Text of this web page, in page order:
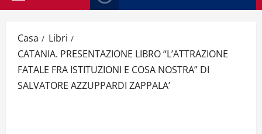
Casa
Libri
CATANIA. PRESENTAZIONE LIBRO “L’ATTRAZIONE
FATALE FRA ISTITUZIONI E COSA NOSTRA” DI
SALVATORE AZZUPPARDI ZAPPALA’